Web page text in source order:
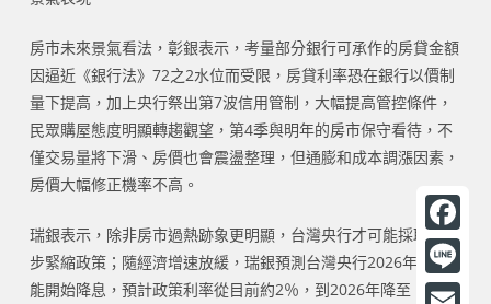
房市未來景氣看法，彰銀表示，考量部分銀行可承作的房貸金額
因逼近《銀行法》72之2水位而受限，房貸利率恐在銀行以價制
量下提高，加上央行祭出第7波信用管制，大幅提高管控條件，
民眾購屋態度明顯轉趨觀望，第4季與明年的房市保守看待，不
僅交易量將下滑、房價也會震盪整理，但通膨和成本調漲因素，
房價大幅修正機率不高。
瑞銀表示，除非房市過熱跡象更明顯，台灣央行才可能採取進一
步緊縮政策；隨經濟增速放緩，瑞銀預測台灣央行2026年才可
能開始降息，預計政策利率從目前約2％，到2026年降至
F
a
L